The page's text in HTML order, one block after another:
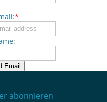
*
Send Email
abonnieren